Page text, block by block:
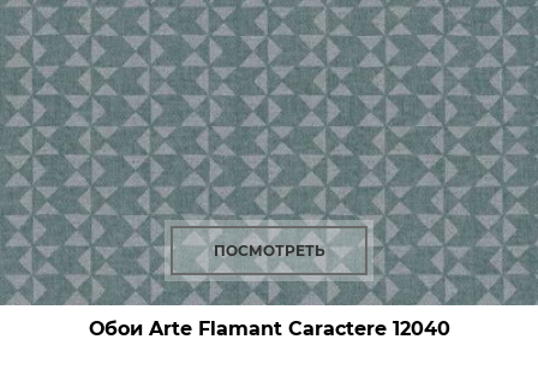
ПОСМОТРЕТЬ
Обои Arte Flamant Caractere12040